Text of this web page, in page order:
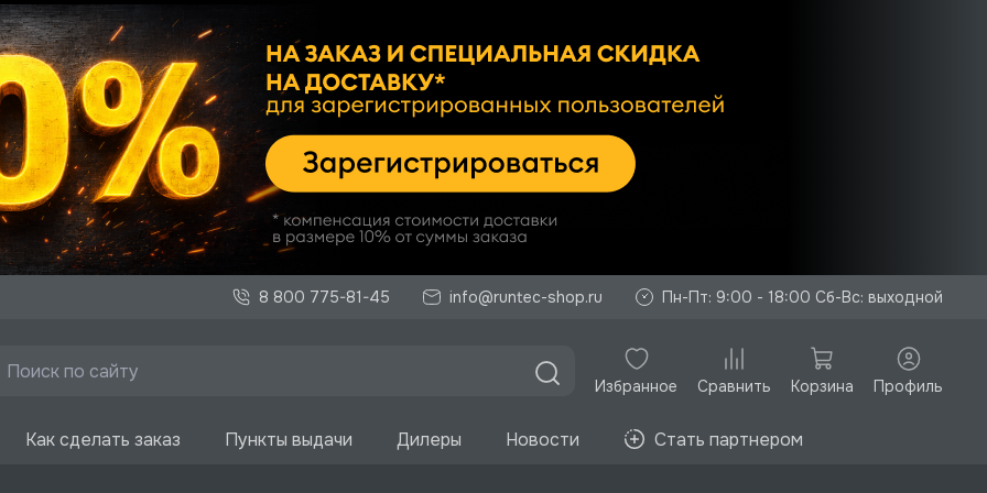
8 800 775-81-45 info@runtec-shop.ru Пн-Пт: 9:00 - 18:00 Сб-Вс: выходной
Избранное Сравнить Корзина Профиль
Как сделать заказ Пункты выдачи Дилеры Новости Стать партнером